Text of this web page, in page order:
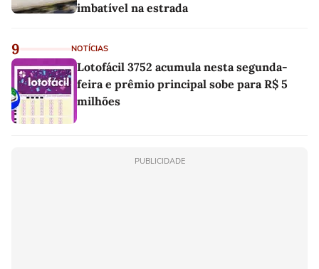
imbatível na estrada
9 NOTÍCIAS
Lotofácil 3752 acumula nesta segunda-
feira e prêmio principal sobe para R$ 5
milhões
PUBLICIDADE